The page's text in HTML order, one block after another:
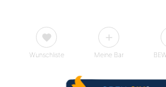
Wunschliste Meine Bar